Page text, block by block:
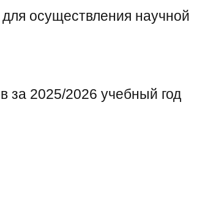
осуществления научной
за 2025/2026 учебный год